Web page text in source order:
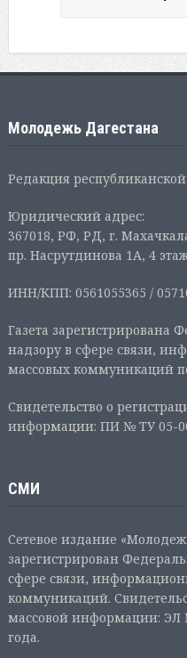
Молодежь Дагестана
Редакция
Юридический адрес:
367018, РФ, РД, г.
пр. Насрутдинова 1А, 4
ИНН/КПП: 0561055365 /
Газета зарегистрирована
надзору в сфере связи,
массовых коммуникаций
Свидетельство о
информации: ПИ № ТУ 05-
СМИ
Сетевое издание
зарегистрирован
сфере связи,
коммуникаций.
массовой информации: ЭЛ
года.